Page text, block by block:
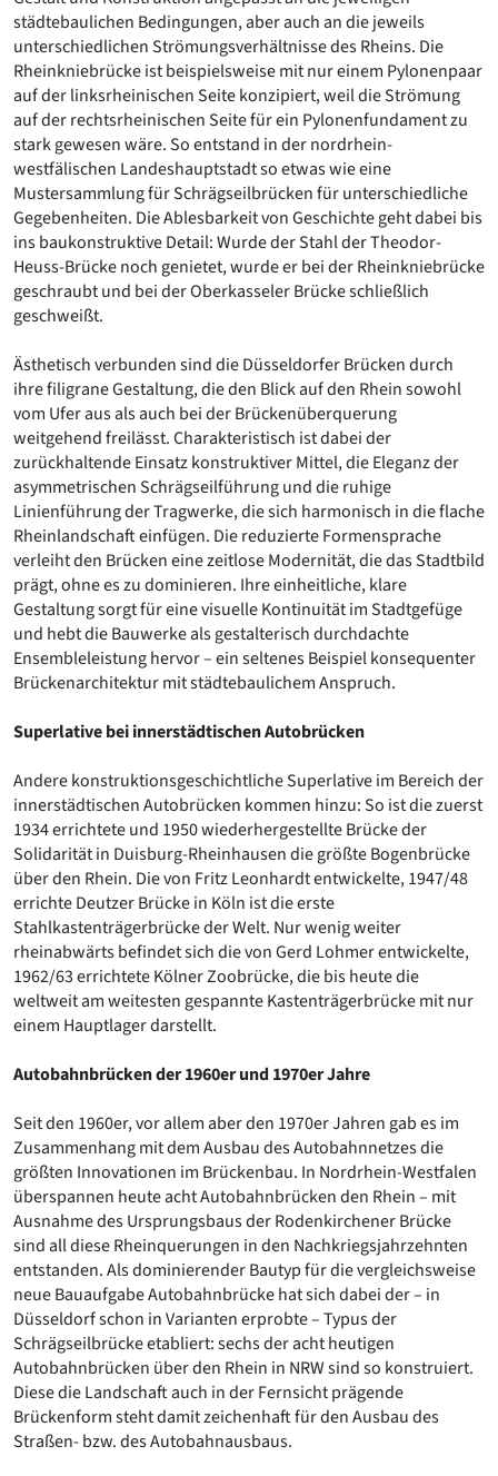
städtebaulichen Bedingungen, aber auch an die jeweils
unterschiedlichen Strömungsverhältnisse des Rheins. Die
Rheinkniebrücke ist beispielsweise mit nur einem Pylonenpaar
auf der linksrheinischen Seite konzipiert, weil die Strömung
auf der rechtsrheinischen Seite für ein Pylonenfundament zu
stark gewesen wäre. So entstand in der nordrhein-
westfälischen Landeshauptstadt so etwas wie eine
Mustersammlung für Schrägseilbrücken für unterschiedliche
Gegebenheiten. Die Ablesbarkeit von Geschichte geht dabei bis
ins baukonstruktive Detail: Wurde der Stahl der Theodor-
Heuss-Brücke noch genietet, wurde er bei der Rheinkniebrücke
geschraubt und bei der Oberkasseler Brücke schließlich
geschweißt.
Ästhetisch verbunden sind die Düsseldorfer Brücken durch
ihre filigrane Gestaltung, die den Blick auf den Rhein sowohl
vom Ufer aus als auch bei der Brückenüberquerung
weitgehend freilässt. Charakteristisch ist dabei der
zurückhaltende Einsatz konstruktiver Mittel, die Eleganz der
asymmetrischen Schrägseilführung und die ruhige
Linienführung der Tragwerke, die sich harmonisch in die flache
Rheinlandschaft einfügen. Die reduzierte Formensprache
verleiht den Brücken eine zeitlose Modernität, die das Stadtbild
prägt, ohne es zu dominieren. Ihre einheitliche, klare
Gestaltung sorgt für eine visuelle Kontinuität im Stadtgefüge
und hebt die Bauwerke als gestalterisch durchdachte
Ensembleleistung hervor – ein seltenes Beispiel konsequenter
Brückenarchitektur mit städtebaulichem Anspruch.
Superlative bei innerstädtischen Autobrücken
Andere konstruktionsgeschichtliche Superlative im Bereich der
innerstädtischen Autobrücken kommen hinzu: So ist die zuerst
1934 errichtete und 1950 wiederhergestellte Brücke der
Solidarität in Duisburg-Rheinhausen die größte Bogenbrücke
über den Rhein. Die von Fritz Leonhardt entwickelte, 1947/48
errichte Deutzer Brücke in Köln ist die erste
Stahlkastenträgerbrücke der Welt. Nur wenig weiter
rheinabwärts befindet sich die von Gerd Lohmer entwickelte,
1962/63 errichtete Kölner Zoobrücke, die bis heute die
weltweit am weitesten gespannte Kastenträgerbrücke mit nur
einem Hauptlager darstellt.
Autobahnbrücken der 1960er und 1970er Jahre
Seit den 1960er, vor allem aber den 1970er Jahren gab es im
Zusammenhang mit dem Ausbau des Autobahnnetzes die
größten Innovationen im Brückenbau. In Nordrhein-Westfalen
überspannen heute acht Autobahnbrücken den Rhein – mit
Ausnahme des Ursprungsbaus der Rodenkirchener Brücke
sind all diese Rheinquerungen in den Nachkriegsjahrzehnten
entstanden. Als dominierender Bautyp für die vergleichsweise
neue Bauaufgabe Autobahnbrücke hat sich dabei der – in
Düsseldorf schon in Varianten erprobte – Typus der
Schrägseilbrücke etabliert: sechs der acht heutigen
Autobahnbrücken über den Rhein in NRW sind so konstruiert.
Diese die Landschaft auch in der Fernsicht prägende
Brückenform steht damit zeichenhaft für den Ausbau des
Straßen- bzw. des Autobahnausbaus.